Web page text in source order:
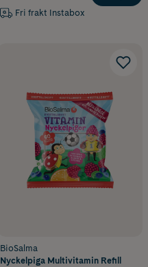
Fri frakt Instabox
BioSalma
Nyckelpiga Multivitamin Refill